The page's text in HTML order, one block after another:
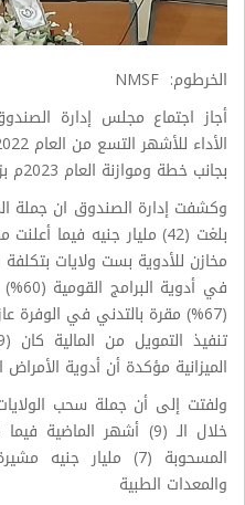
الخرطوم: NMSF
أجاز اجتماع مجلس إدارة
بجانب خطة وموازنة العام 2023م بزيادة (100%)
وكشفت إدارة الصندوق ان جملة
في
(67%) مقرة بالتدني في الوفرة
الميزانية مؤكدة أن أدوية
خلال الـ (9) أشهر
والمعدات الطبية